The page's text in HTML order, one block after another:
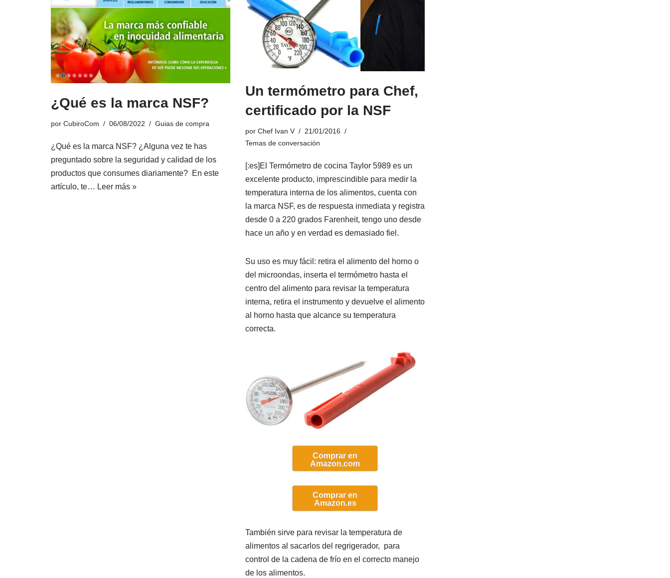
¿Qué es la marca NSF?
por CubiroCom 06/08/2022 Guias de compra
¿Qué es la marca NSF? ¿Alguna vez te has
preguntado sobre la seguridad y calidad de los
productos que consumes diariamente? En este
artículo, te… Leer más »
Un termómetro para Chef,
certificado por la NSF
por Chef Ivan V
21/01/2016
Temas de conversación
[:es]El Termómetro de cocina Taylor 5989 es un
excelente producto, imprescindible para medir la
temperatura interna de los alimentos, cuenta con
la marca NSF, es de respuesta inmediata y registra
desde 0 a 220 grados Farenheit, tengo uno desde
hace un año y en verdad es demasiado fiel.
Su uso es muy fácil: retira el alimento del horno o
del microondas, inserta el termómetro hasta el
centro del alimento para revisar la temperatura
interna, retira el instrumento y devuelve el alimento
al horno hasta que alcance su temperatura
correcta.
Comprar en
Amazon.com
Comprar en
Amazon.es
También sirve para revisar la temperatura de
alimentos al sacarlos del regrigerador, para
control de la cadena de frío en el correcto manejo
de los alimentos.